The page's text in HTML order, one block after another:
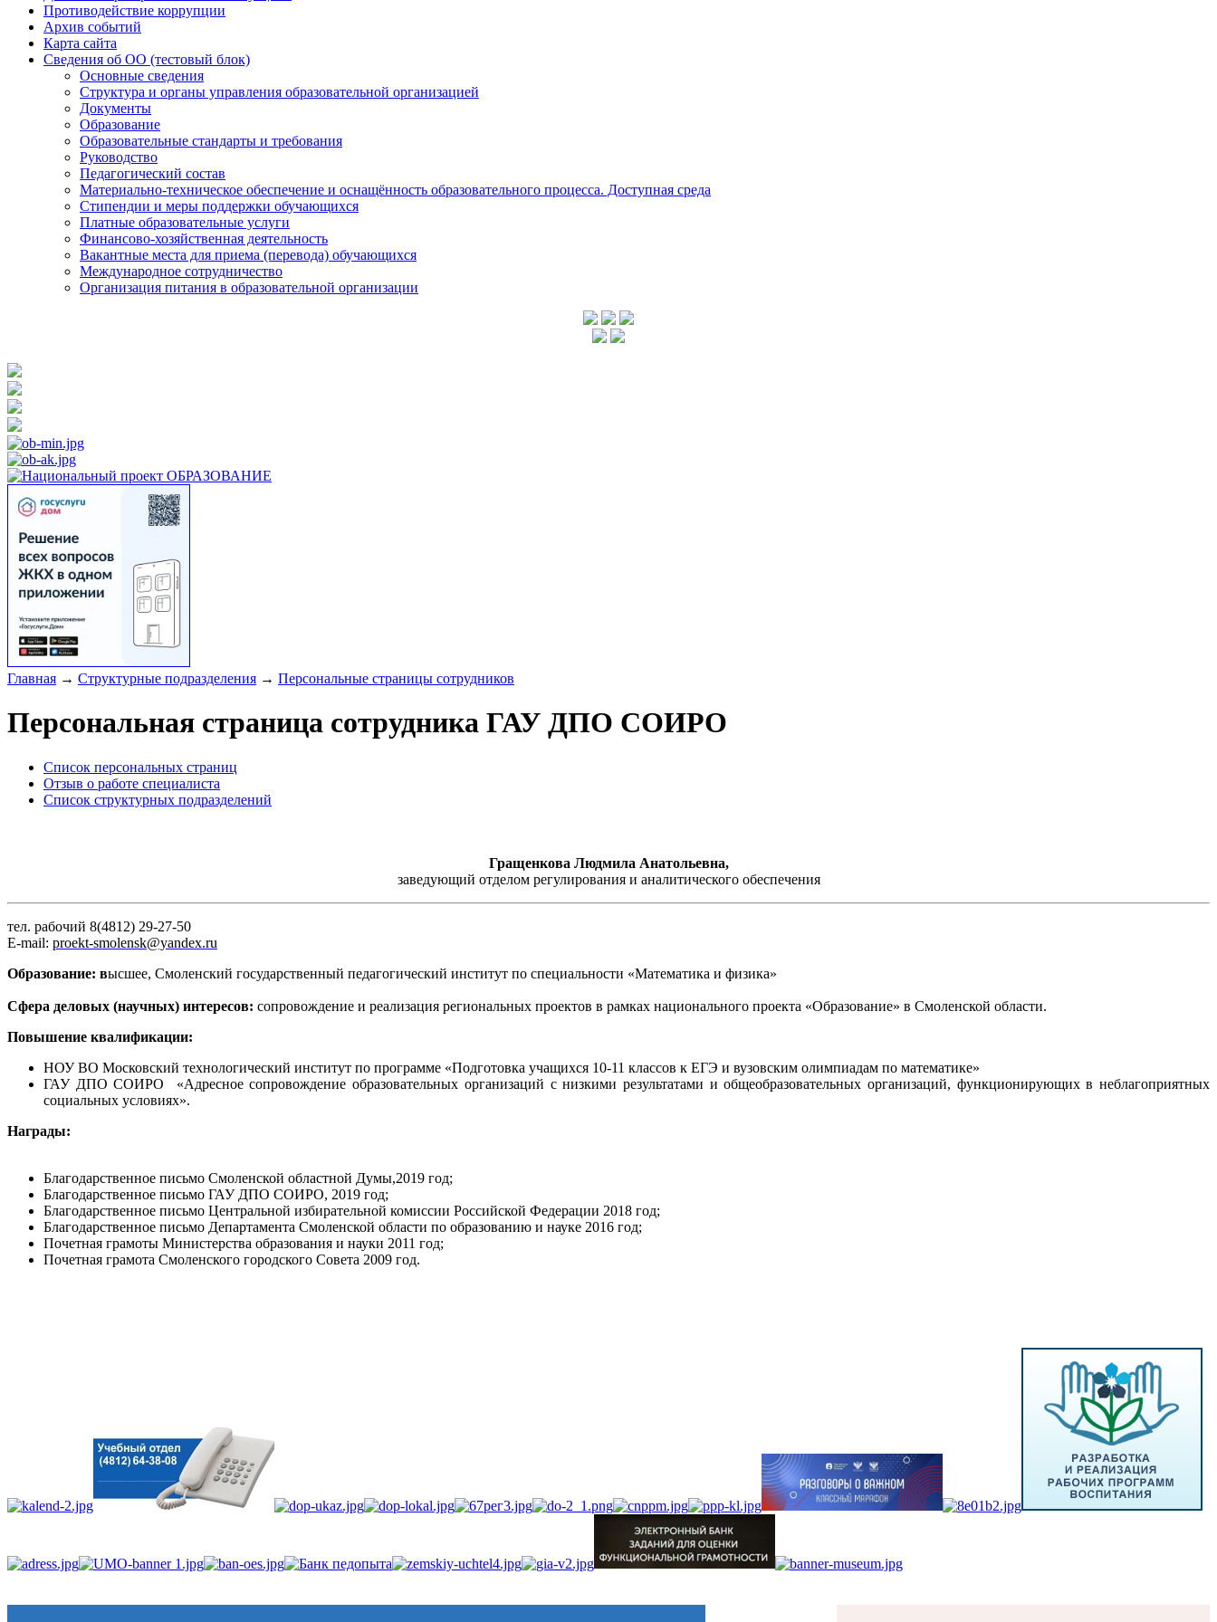
Противодействие коррупции
Архив событий
Карта сайта
Сведения об ОО (тестовый блок)
Основные сведения
Структура и органы управления образовательной организацией
Документы
Образование
Образовательные стандарты и требования
Руководство
Педагогический состав
Материально-техническое обеспечение и оснащённость образовательного процесса. Доступная среда
Стипендии и меры поддержки обучающихся
Платные образовательные услуги
Финансово-хозяйственная деятельность
Вакантные места для приема (перевода) обучающихся
Международное сотрудничество
Организация питания в образовательной организации
Главная → Структурные подразделения → Персональные страницы сотрудников
Персональная страница сотрудника ГАУ ДПО СОИРО
Список персональных страниц
Отзыв о работе специалиста
Список структурных подразделений
Гращенкова Людмила Анатольевна,
заведующий отделом регулирования и аналитического обеспечения
тел. рабочий 8(4812) 29-27-50
E-mail: proekt-smolensk@yandex.ru
Образование: высшее, Смоленский государственный педагогический институт по специальности «Математика и физика»
Сфера деловых (научных) интересов: сопровождение и реализация региональных проектов в рамках национального проекта «Образование» в Смоленской области.
Повышение квалификации:
НОУ ВО Московский технологический институт по программе «Подготовка учащихся 10-11 классов к ЕГЭ и вузовским олимпиадам по математике»
ГАУ ДПО СОИРО «Адресное сопровождение образовательных организаций с низкими результатами и общеобразовательных организаций, функционирующих в неблагоприятных
социальных условиях».
Награды:
Благодарственное письмо Смоленской областной Думы,2019 год;
Благодарственное письмо ГАУ ДПО СОИРО, 2019 год;
Благодарственное письмо Центральной избирательной комиссии Российской Федерации 2018 год;
Благодарственное письмо Департамента Смоленской области по образованию и науке 2016 год;
Почетная грамоты Министерства образования и науки 2011 год;
Почетная грамота Смоленского городского Совета 2009 год.